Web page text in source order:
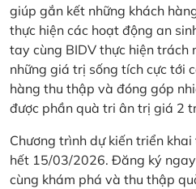
giúp gắn kết những khách
thực hiện các hoạt động an
tay cùng BIDV thực hiện trách
những giá trị sống tích cực tới
hàng thu thập và đóng góp
được phần quà tri ân trị giá 2
Chương trình dự kiến triển
hết 15/03/2026. Đăng ký
cùng khám phá và thu thập